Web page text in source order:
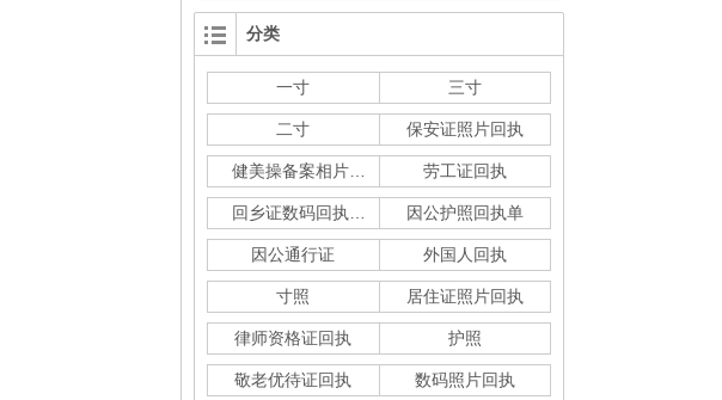
分类
一寸 三寸
二寸 保安证照片回执
劳工证回执
因公护照回执单
因公通行证 外国人回执
寸照 居住证照片回执
律师资格证回执 护照
敬老优待证回执 数码照片回执